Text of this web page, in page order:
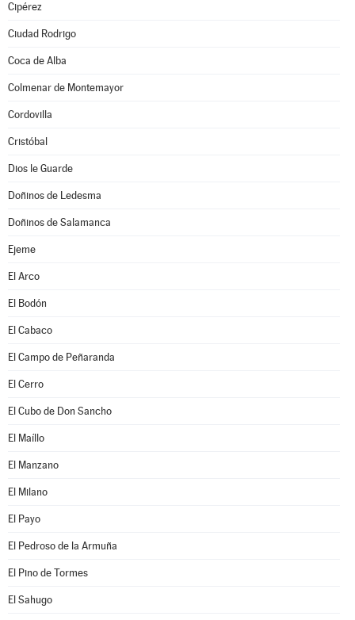
Cipérez
Ciudad Rodrigo
Coca de Alba
Colmenar de Montemayor
Cordovilla
Cristóbal
Dios le Guarde
Doñinos de Ledesma
Doñinos de Salamanca
Ejeme
El Arco
El Bodón
El Cabaco
El Campo de Peñaranda
El Cerro
El Cubo de Don Sancho
El Maíllo
El Manzano
El Milano
El Payo
El Pedroso de la Armuña
El Pino de Tormes
El Sahugo